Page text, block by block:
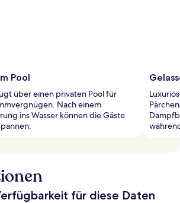
Pool
über einen privaten Pool für
Nach einem
ins Wasser können die Gäste
für diese Daten